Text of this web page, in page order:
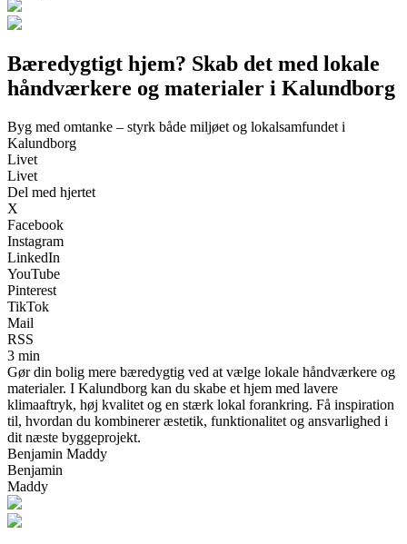
Bæredygtigt hjem? Skab det med lokale
håndværkere og materialer i Kalundborg
Byg med omtanke – styrk både miljøet og lokalsamfundet i
Kalundborg
Livet
Livet
Del med hjertet
X
Facebook
Instagram
LinkedIn
YouTube
Pinterest
TikTok
Mail
RSS
3 min
Gør din bolig mere bæredygtig ved at vælge lokale håndværkere og
materialer. I Kalundborg kan du skabe et hjem med lavere
klimaaftryk, høj kvalitet og en stærk lokal forankring. Få inspiration
til, hvordan du kombinerer æstetik, funktionalitet og ansvarlighed i
dit næste byggeprojekt.
Benjamin Maddy
Benjamin
Maddy